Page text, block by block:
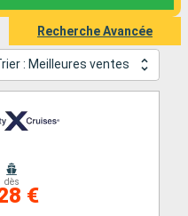
Recherche Avancée
: Meilleures ventes
dès
€